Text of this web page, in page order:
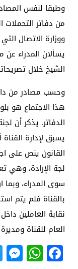
وطبقا لنفس
من دفاتر التحملات
ووزارة الاتصال
يسألان المدراء
الشيخ خلال
وحسب مصادر من
هذا الاجتماع هو
الدفاتر. يذكر أن
يسبق لإدارة
القانون ينص على
لجة الإرادة، وهي
سوى المدراء، وبما
بالقناة فلم يتم
نقابة العاملين
العام للقناة